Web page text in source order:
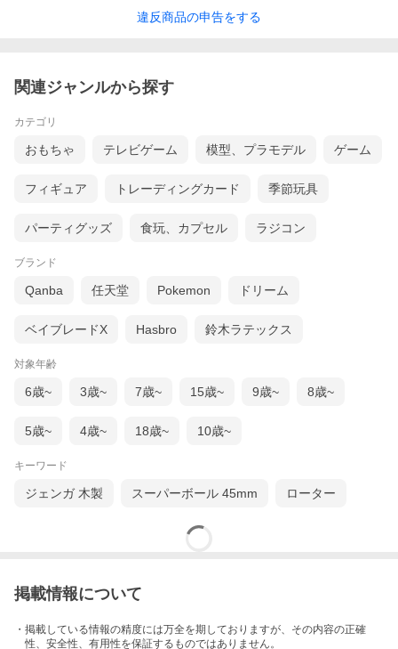
違反商品の申告をする
関連ジャンルから探す
カテゴリ
おもちゃ テレビゲーム 模型、プラモデル ゲーム
フィギュア トレーディングカード 季節玩具
パーティグッズ 食玩、カプセル ラジコン
ブランド
Qanba 任天堂 Pokemon ドリーム
ベイブレードX Hasbro 鈴木ラテックス
対象年齢
6歳~ 3歳~ 7歳~ 15歳~ 9歳~ 8歳~
5歳~ 4歳~ 18歳~ 10歳~
キーワード
ジェンガ 木製 スーパーボール 45mm ローター
掲載情報について
・掲載している情報の精度には万全を期しておりますが、その内容の正確
性、安全性、有用性を保証するものではありません。